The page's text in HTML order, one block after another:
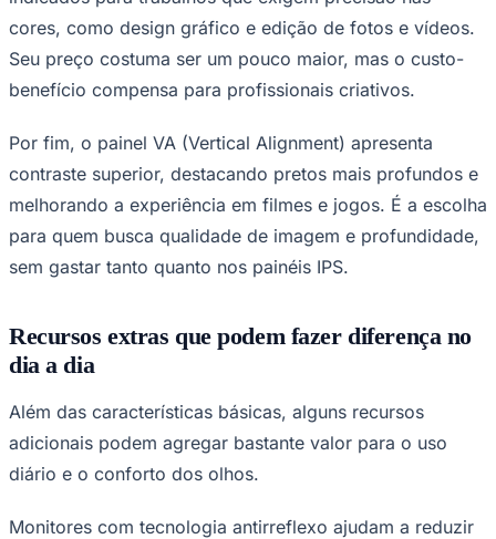
Palmeiras
cores, como design gráfico e edição de fotos e vídeos.
Seu preço costuma ser um pouco maior, mas o custo-
benefício compensa para profissionais criativos.
Por fim, o painel VA (Vertical Alignment) apresenta
contraste superior, destacando pretos mais profundos e
melhorando a experiência em filmes e jogos. É a escolha
para quem busca qualidade de imagem e profundidade,
sem gastar tanto quanto nos painéis IPS.
Recursos extras que podem fazer diferença no
dia a dia
Além das características básicas, alguns recursos
adicionais podem agregar bastante valor para o uso
diário e o conforto dos olhos.
Monitores com tecnologia antirreflexo ajudam a reduzir